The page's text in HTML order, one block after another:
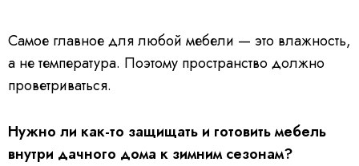
Самое главное для любой мебели — это влажность,
а не температура. Поэтому пространство должно
проветриваться.
Нужно ли как-то защищать и готовить мебель
внутри дачного дома к зимним сезонам?